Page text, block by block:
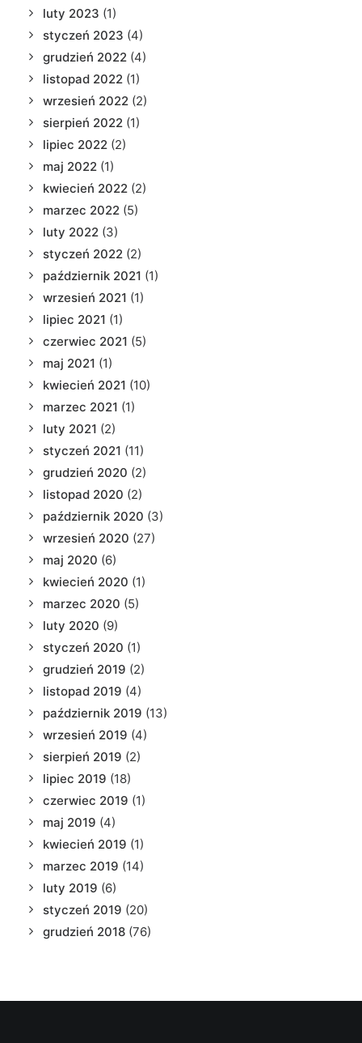
luty 2023 (1)
styczeń 2023 (4)
grudzień 2022 (4)
listopad 2022 (1)
wrzesień 2022 (2)
sierpień 2022 (1)
lipiec 2022 (2)
maj 2022 (1)
kwiecień 2022 (2)
marzec 2022 (5)
luty 2022 (3)
styczeń 2022 (2)
październik 2021 (1)
wrzesień 2021 (1)
lipiec 2021 (1)
czerwiec 2021 (5)
maj 2021 (1)
kwiecień 2021 (10)
marzec 2021 (1)
luty 2021 (2)
styczeń 2021 (11)
grudzień 2020 (2)
listopad 2020 (2)
październik 2020 (3)
wrzesień 2020 (27)
maj 2020 (6)
kwiecień 2020 (1)
marzec 2020 (5)
luty 2020 (9)
styczeń 2020 (1)
grudzień 2019 (2)
listopad 2019 (4)
październik 2019 (13)
wrzesień 2019 (4)
sierpień 2019 (2)
lipiec 2019 (18)
czerwiec 2019 (1)
maj 2019 (4)
kwiecień 2019 (1)
marzec 2019 (14)
luty 2019 (6)
styczeń 2019 (20)
grudzień 2018 (76)